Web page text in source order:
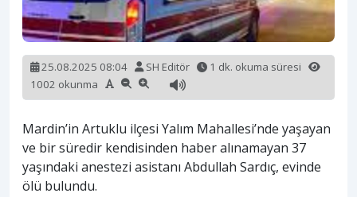
25.08.2025 08:04 SH Editör
1 dk. okuma süresi
1002 okunma
Mardin’in Artuklu ilçesi Yalım Mahallesi’nde yaşayan
ve bir süredir kendisinden haber alınamayan 37
yaşındaki anestezi asistanı Abdullah Sardıç, evinde
ölü bulundu.